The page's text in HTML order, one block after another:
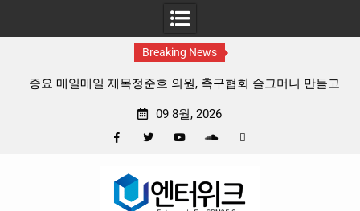
Breaking News
중요 메일메일 제목정준호 의원, 축구협회 슬그머니 만들고
09 8월, 2026
Google